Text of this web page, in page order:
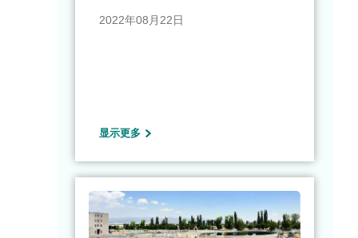
2022年08月22日
显示更多